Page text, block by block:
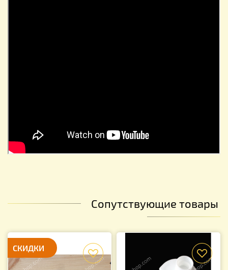
Сопутствующие товары
СКИДКИ